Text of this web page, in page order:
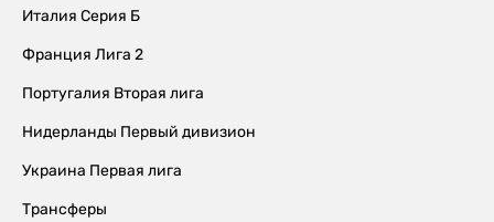
Италия Серия Б
Франция Лига 2
Португалия Вторая лига
Нидерланды Первый дивизион
Украина Первая лига
Трансферы